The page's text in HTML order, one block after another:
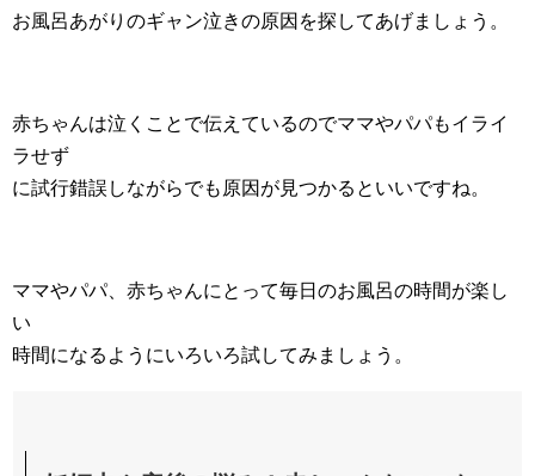
お風呂あがりのギャン泣きの原因を探してあげましょう。
赤ちゃんは泣くことで伝えているのでママやパパもイライ
ラせず
に試行錯誤しながらでも原因が見つかるといいですね。
ママやパパ、赤ちゃんにとって毎日のお風呂の時間が楽し
い
時間になるようにいろいろ試してみましょう。